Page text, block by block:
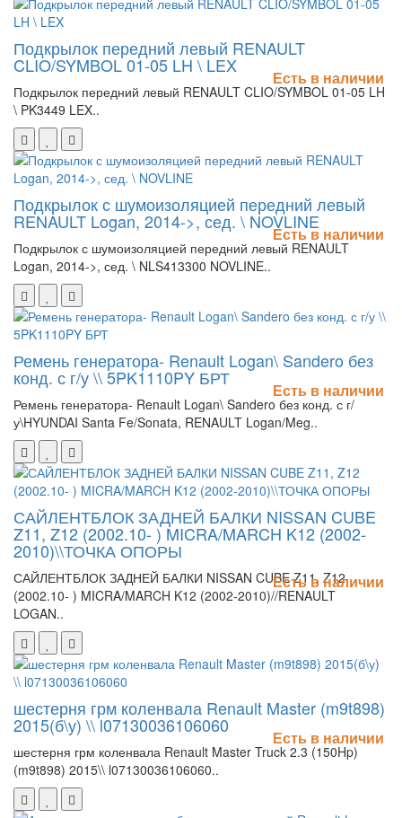
Подкрылок передний левый RENAULT
CLIO/SYMBOL 01-05 LH \ LEX
Подкрылок передний левый RENAULT CLIO/SYMBOL 01-05 LH
\ PK3449 LEX..
Есть в наличии
Подкрылок с шумоизоляцией передний левый
RENAULT Logan, 2014->, сед. \ NOVLINE
Подкрылок с шумоизоляцией передний левый RENAULT
Logan, 2014->, сед. \ NLS413300 NOVLINE..
Есть в наличии
Ремень генератора- Renault Logan\ Sandero без
конд. с г/у \\ 5PK1110PY БРТ
Ремень генератора- Renault Logan\ Sandero без конд. с г/
у\HYUNDAI Santa Fe/Sonata, RENAULT Logan/Meg..
Есть в наличии
САЙЛЕНТБЛОК ЗАДНЕЙ БАЛКИ NISSAN CUBE
Z11, Z12 (2002.10- ) MICRA/MARCH K12 (2002-
2010)\\ТОЧКА ОПОРЫ
САЙЛЕНТБЛОК ЗАДНЕЙ БАЛКИ NISSAN CUBE Z11, Z12
(2002.10- ) MICRA/MARCH K12 (2002-2010)//RENAULT
LOGAN..
Есть в наличии
шестерня грм коленвала Renault Master (m9t898)
2015(б\у) \\ l07130036106060
шестерня грм коленвала Renault Master Truck 2.3 (150Hp)
(m9t898) 2015\\ l07130036106060..
Есть в наличии